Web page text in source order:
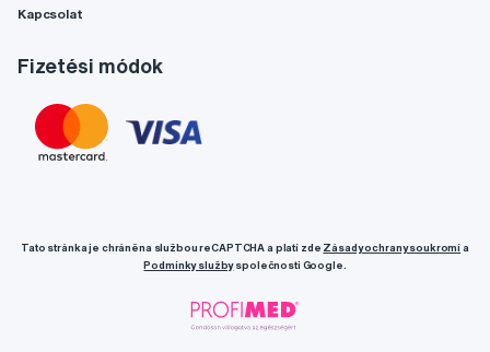
Kapcsolat
Fizetési módok
Tato stránka je chráněna službou reCAPTCHA a platí zde Zásady ochrany soukromí a
Podmínky službyspolečnosti Google.